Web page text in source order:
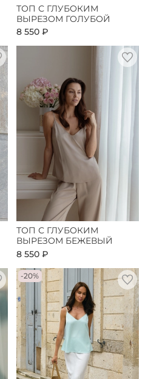
ТОП С ГЛУБОКИМ
ВЫРЕЗОМ ГОЛУБОЙ
8 550 ₽
ТОП С ГЛУБОКИМ
ВЫРЕЗОМ БЕЖЕВЫЙ
8 550 ₽
-20%